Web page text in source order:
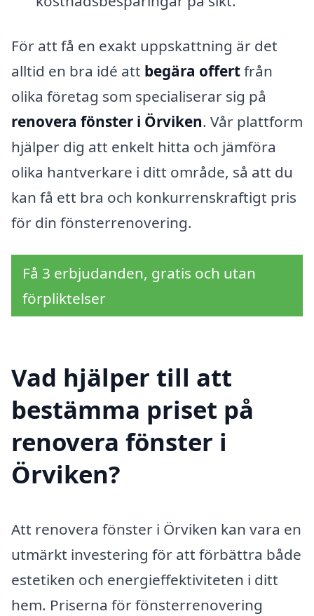
För att få en exakt uppskattning är det
alltid en bra idé att begära offertfrån
olika företag som specialiserar sig på
renovera fönster i Örviken. Vår plattform
hjälper dig att enkelt hitta och jämföra
olika hantverkare i ditt område, så att du
kan få ett bra och konkurrenskraftigt pris
för din fönsterrenovering.
Få 3 erbjudanden, gratis och utan
förpliktelser
Vad hjälper till att
bestämma priset på
renovera fönster i
Örviken?
Att renovera fönster i Örviken kan vara en
utmärkt investering för att förbättra både
estetiken och energieffektiviteten i ditt
hem. Priserna för fönsterrenovering